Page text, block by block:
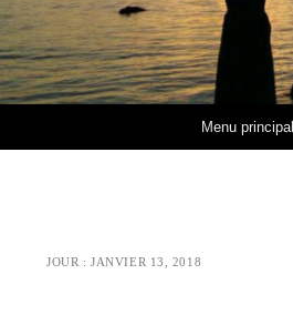
Menu principal
JOUR :JANVIER 13, 2018